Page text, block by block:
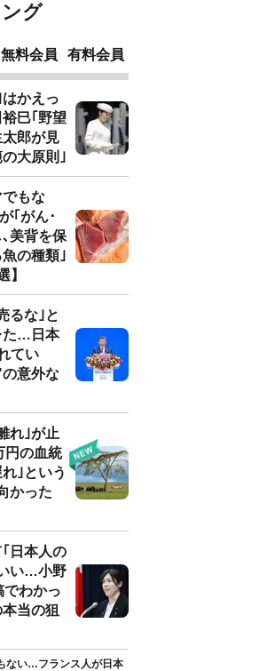
グ
無料会員 有料会員
かえっ
巳｢野望
郎が見
大原則｣
もな
｢がん･
美背を保
の種類｣
】
るな｣と
た…日本
てい
意外な
れ｣が止
円の血統
｣という
かった
日本人の
い…小野
でわかっ
当の狙
ない…フランス人が日本